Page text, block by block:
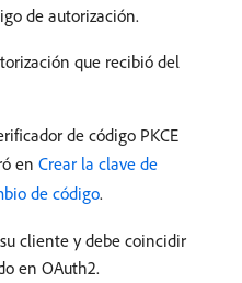
de autorización.
que recibió del
de código PKCE
en Crear la clave de
de código.
cliente y debe coincidir
en OAuth2.